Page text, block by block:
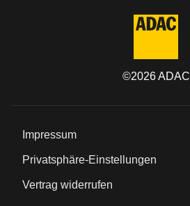
©2026ADAC
Impressum
Privatsphäre-Einstellungen
Vertrag widerrufen